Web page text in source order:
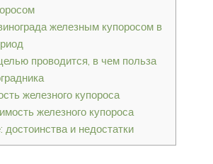
железным купоросом в
проводится, в чем польза
железного купороса
железного купороса
достоинства и недостатки